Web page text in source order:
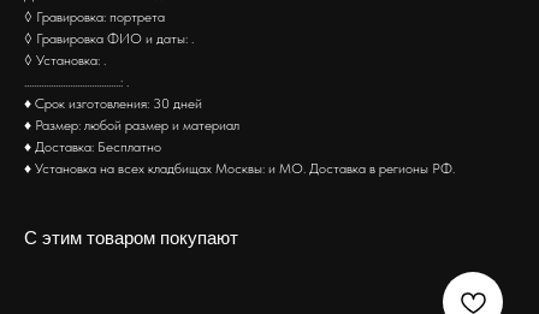
◊ Гравировка: портрета
◊ Гравировка ФИО и даты: .
◊ Установка: .
........................................: .
♦ Срок изготовления: 30 дней
♦ Размер: любой размер и материал
♦ Доставка: Бесплатно
♦ Установка на всех кладбищах Москвы: и МО. Доставка в регионы РФ.
С этим товаром покупают